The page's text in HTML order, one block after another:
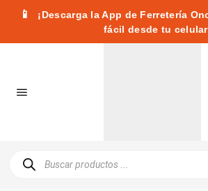
📱
¡Descarga la App de Ferretería
fácil desde tu celular